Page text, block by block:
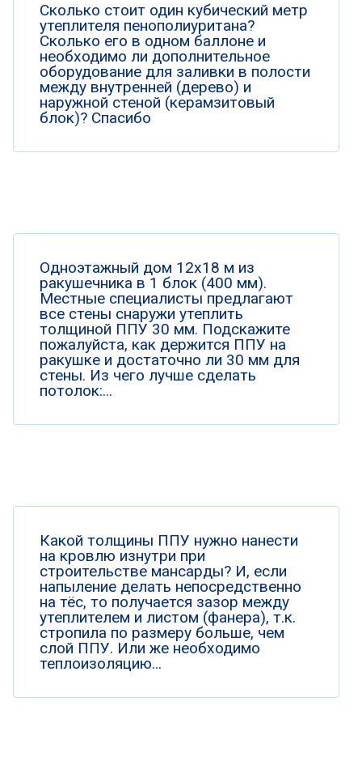
Сколько стоит один кубический метр
утеплителя пенополиуритана?
Сколько его в одном баллоне и
необходимо ли дополнительное
оборудование для заливки в полости
между внутренней (дерево) и
наружной стеной (керамзитовый
блок)? Спасибо
Одноэтажный дом 12х18 м из
ракушечника в 1 блок (400 мм).
Местные специалисты предлагают
все стены снаружи утеплить
толщиной ППУ 30 мм. Подскажите
пожалуйста, как держится ППУ на
ракушке и достаточно ли 30 мм для
стены. Из чего лучше сделать
потолок:...
Какой толщины ППУ нужно нанести
на кровлю изнутри при
строительстве мансарды? И, если
напыление делать непосредственно
на тёс, то получается зазор между
утеплителем и листом (фанера), т.к.
стропила по размеру больше, чем
слой ППУ. Или же необходимо
теплоизоляцию...